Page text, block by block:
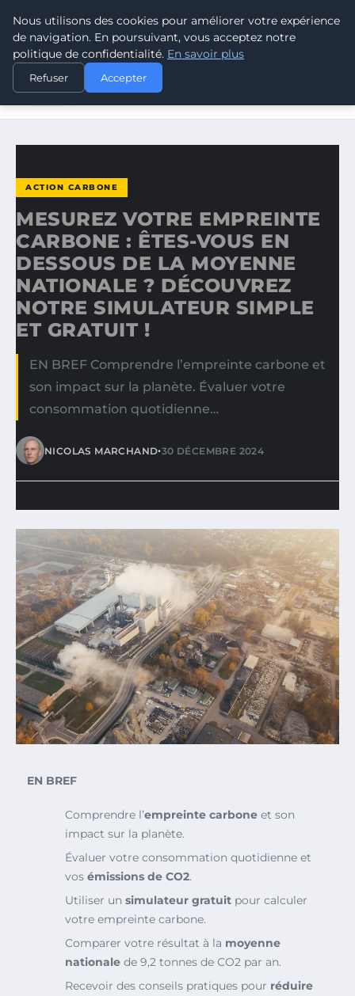
CLIMATE RESPONSE BLOG
ACCUEIL
ACTION CARBONE
MESUREZ VOTRE EMPREINTE CARBONE : ÊTES-VOUS EN
ACTION CARBONE
MESUREZ VOTRE EMPREINTE
CARBONE : ÊTES-VOUS EN
DESSOUS DE LA MOYENNE
NATIONALE ? DÉCOUVREZ
NOTRE SIMULATEUR SIMPLE
ET GRATUIT !
EN BREF Comprendre l’empreinte carbone et
son impact sur la planète. Évaluer votre
consommation quotidienne…
NICOLAS MARCHAND•30 DÉCEMBRE 2024
EN BREF
Comprendre l’empreinte carbone et son
impact sur la planète.
Évaluer votre consommation quotidienne et
vos émissions de CO2.
Utiliser un simulateur gratuit pour calculer
votre empreinte carbone.
Comparer votre résultat à la moyenne
nationale de 9,2 tonnes de CO2 par an.
Recevoir des conseils pratiques pour réduire
Nous utilisons des cookies pour améliorer votre expérience
de navigation. En poursuivant, vous acceptez notre
politique de confidentialité. En savoir plus
Refuser Accepter